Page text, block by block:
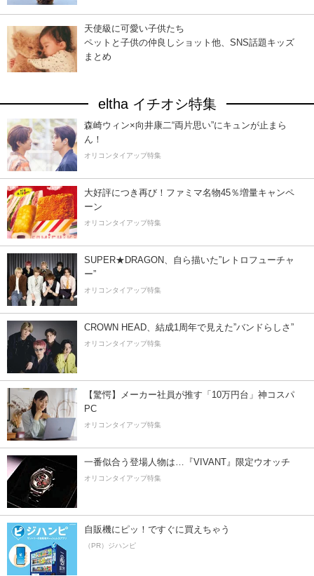
天使級に可愛い子供たち
ペットと子供の仲良しショット他、SNS話題キッズ
まとめ
eltha イチオシ特集
森崎ウィン×向井康二“両片思い”にキュンが止まら
ん！
オリコンタイアップ特集
大好評につき再び！ファミマ名物45％増量キャンペ
ーン
オリコンタイアップ特集
SUPER★DRAGON、自ら描いた”レトロフューチャ
ー”
オリコンタイアップ特集
CROWN HEAD、結成1周年で見えた”バンドらしさ”
オリコンタイアップ特集
【驚愕】メーカー社員が推す「10万円台」神コスパ
PC
オリコンタイアップ特集
一番似合う登場人物は…『VIVANT』限定ウオッチ
オリコンタイアップ特集
自販機にピッ！ですぐに買えちゃう
（PR）ジハンピ